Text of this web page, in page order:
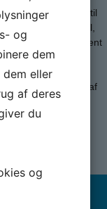
bliver introduceret til
kropskontrol,
et stærkt fundament
være en del af
niveau.
og
dem
eller
af deres
du
og